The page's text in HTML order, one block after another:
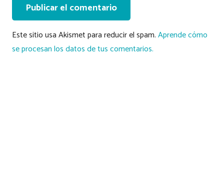
Publicar el comentario
Este sitio usa Akismet para reducir el spam.Aprende cómo
se procesan los datos de tus comentarios.